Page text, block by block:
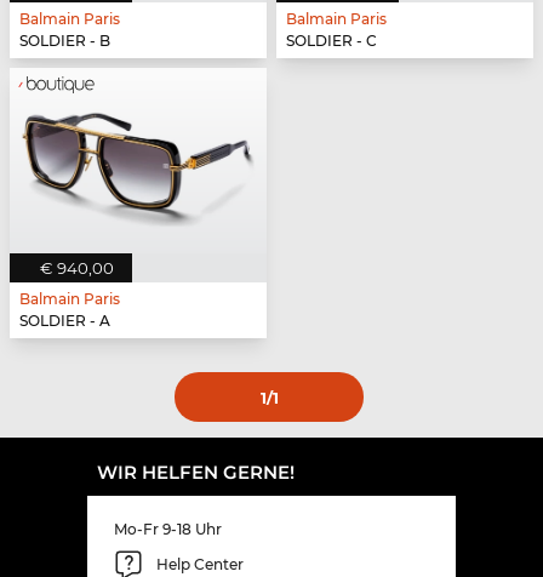
Balmain Paris
SOLDIER - B
Balmain Paris
SOLDIER - C
€ 940,00
Balmain Paris
SOLDIER - A
1/1
WIR HELFEN GERNE!
Mo-Fr 9-18 Uhr
Help Center